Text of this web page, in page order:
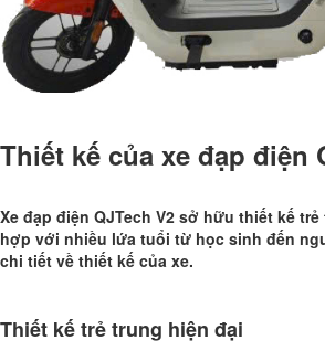
Thiết kế của xe đạp điện
Xe đạp điện QJTech V2 sở hữu thiết kế
hợp với nhiều lứa tuổi từ học sinh đến
chi tiết về thiết kế của xe.
Thiết kế trẻ trung hiện đại